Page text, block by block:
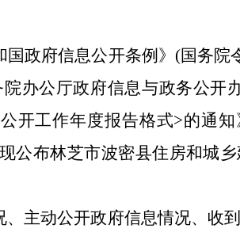
政府信息公开条例》 (国务院
院办公厅政府信息与政务公开
开工作年度报告格式>的通
公布林芝市波密县住房和城
、主动公开政府信息情况、收